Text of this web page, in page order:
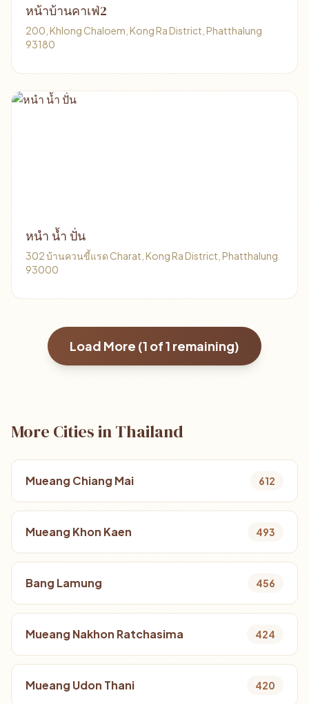
หน้าบ้านคาเฟ่2
200, Khlong Chaloem, Kong Ra District, Phatthalung
93180
หนำ น้ำ ปั่น
302 บ้านควนขี้แรด Charat, Kong Ra District, Phatthalung
93000
Load More (1 of1 remaining)
More Cities in Thailand
Mueang Chiang Mai 612
Mueang Khon Kaen 493
Bang Lamung 456
Mueang Nakhon Ratchasima 424
Mueang Udon Thani 420